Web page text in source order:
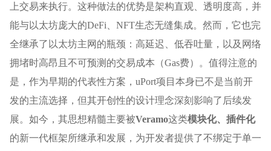
上交易来执行。这种做法的优势是架构直观、透明度高，并
能与以太坊庞大的DeFi、NFT生态无缝集成。然而，它也完
全继承了以太坊主网的瓶颈：高延迟、低吞吐量，以及网络
拥堵时高昂且不可预测的交易成本（Gas费）。值得注意的
是，作为早期的代表性方案，uPort项目本身已不是当前开
发的主流选择，但其开创性的设计理念深刻影响了后续发
展。如今，其思想精髓主要被Veramo这类模块化、插件化
的新一代框架所继承和发展，为开发者提供了不绑定于单一